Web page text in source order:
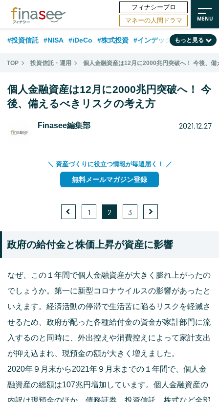
フィナシープロ
マネーの人間ドラマ
#投資信託 #NISA #iDeCo #株式投資 #インデックスファンド
#相談事例 #相続・贈与 #FP #新NISA #ランキング #トレンド
#資産運用業界 #老後 #海外事情 #積立投資
#60代
もっと見る
TOP 投資信託・運用 個人金融資産は12月に2000兆円突破へ！ 今後、備
個人金融資産は12月に2000兆円突破へ！ 今
後、備えるべきリスクの考え方
Finasee編集部 2021.12.27
＼ 資産づくりに役立つ情報が毎週届く！ ／
無料メールマガジン登録
1 2 3
政府の給付金と株価上昇が資産に影響
なぜ、この１年間で個人金融資産が大きく膨れ上がったの
でしょうか。第一に新型コロナウイルスの影響があったと
いえます。経済活動の停滞で生活苦に陥るリスクを軽減さ
せるため、政府が配った各種給付金の資金が家計部門に流
入するのと同時に、外出控えや消費控えによって家計支出
が抑え込まれ、現預金の額が大きく増えました。
2020年９月末から2021年９月末までの１年間で、個人金
融資産の総額は107兆円増加しています。個人金融資産の
内訳は現預金のほか、債務証券、投資信託、株式など全部